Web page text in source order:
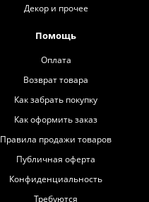
Декор и прочее
Помощь
Оплата
Возврат товара
Как забрать покупку
Как оформить заказ
Правила продажи товаров
Публичная оферта
Конфиденциальность
Требуются